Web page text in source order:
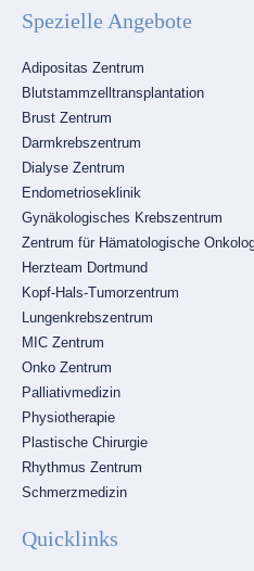
Spezielle Angebote
Navigation
überspringen
Adipositas Zentrum
Blutstammzelltransplantation
Brust Zentrum
Darmkrebszentrum
Dialyse Zentrum
Endometrioseklinik
Gynäkologisches Krebszentrum
Zentrum für Hämatologische
Herzteam Dortmund
Kopf-Hals-Tumorzentrum
Lungenkrebszentrum
MIC Zentrum
Onko Zentrum
Palliativmedizin
Physiotherapie
Plastische Chirurgie
Rhythmus Zentrum
Schmerzmedizin
Quicklinks